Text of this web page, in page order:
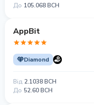
До 105.068 BCH
AppBit
Diamond
Від 2.1038 BCH
До 52.60 BCH